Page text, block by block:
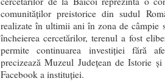
comunităților preistorice din sudul
realizate în ultimii ani în zona de câmpie
încheierea cercetărilor, terenul a fost
permite continuarea investiției fără
precizează Muzeul Județean de Istorie
Facebook a instituției.